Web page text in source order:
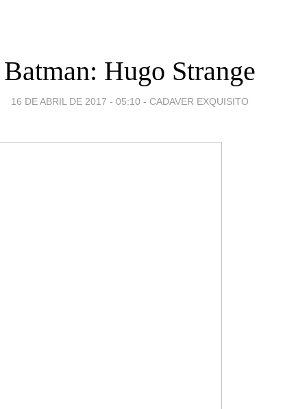
Batman: Hugo Strange
16 DE ABRIL DE 2017 - 05:10 - CADAVER EXQUISITO